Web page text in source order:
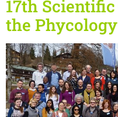
17th
the